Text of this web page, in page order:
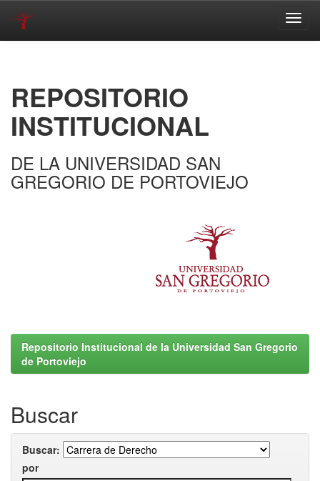
REPOSITORIO
INSTITUCIONAL
DE LA UNIVERSIDAD SAN
GREGORIO DE PORTOVIEJO
Repositorio Institucional de la Universidad San Gregorio
de Portoviejo
Buscar
Buscar:
por